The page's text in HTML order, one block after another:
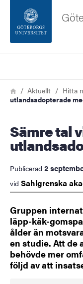
Sidfoten
Om webbplatsen
Länkstig
HemAktuellt Hitta
utlandsadopterade
Sämre tal vid fem år hos
Publicerad 2
vid Sahlgrenska
Gruppen
läpp-käk-
ålder än
en studie. Att de
behövde mer
följd av att